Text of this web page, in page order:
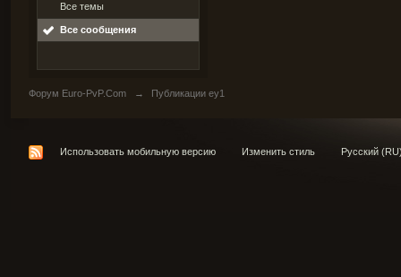
Все темы
Все сообщения
Форум Euro-PvP.Com → Публикации ey1
Использовать мобильную версию Изменить стиль Русский